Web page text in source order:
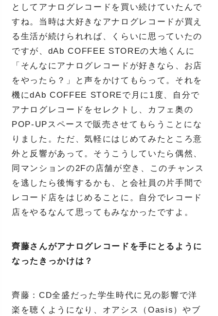
としてアナログレコードを買い続けていたんで
すね。当時は大好きなアナログレコードが買え
る生活が続けられれば、くらいに思っていたの
ですが、dAb COFFEE STOREの大地くんに
「そんなにアナログレコードが好きなら、お店
をやったら？」と声をかけてもらって。それを
機にdAb COFFEE STOREで月に1度、自分で
アナログレコードをセレクトし、カフェ奥の
POP-UPスペースで販売させてもらうことにな
りました。ただ、気軽にはじめてみたところ意
外と反響があって。そうこうしていたら偶然、
同マンションの2Fの店舗が空き、このチャンス
を逃したら後悔するかも、と会社員の片手間で
レコード店をはじめることに。自分でレコード
店をやるなんて思ってもみなかったですよ。
齊藤さんがアナログレコードを手にとるように
なったきっかけは？
齊藤：CD全盛だった学生時代に兄の影響で洋
楽を聴くようになり、オアシス（Oasis）やブ